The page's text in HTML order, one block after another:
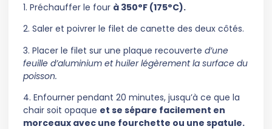
1. Préchauffer le four à 350°F (175°C).
2. Saler et poivrer le filet de canette des deux côtés.
3. Placer le filet sur une plaque recouverte d’une
feuille d’aluminium et huiler légèrement la surface du
poisson.
4. Enfourner pendant 20 minutes, jusqu’à ce que la
chair soit opaque et se sépare facilement en
morceaux avec une fourchette ou une spatule.